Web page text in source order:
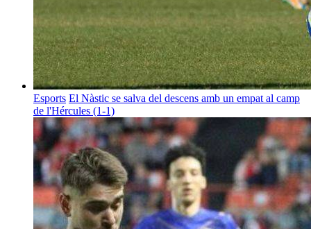
Esports El Nàstic se salva del descens amb un empat al camp
de l'Hércules (1-1)